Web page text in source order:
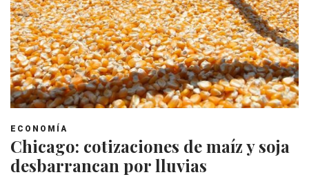
ECONOMÍA
Chicago: cotizaciones de maíz y soja
desbarrancan por lluvias